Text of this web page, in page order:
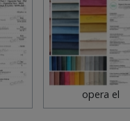
opera el